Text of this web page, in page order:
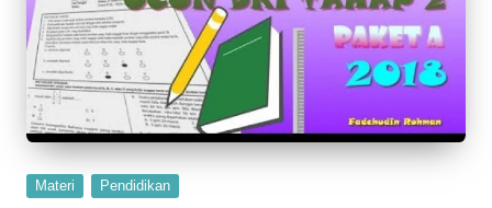
Posted
Materi Pendidikan